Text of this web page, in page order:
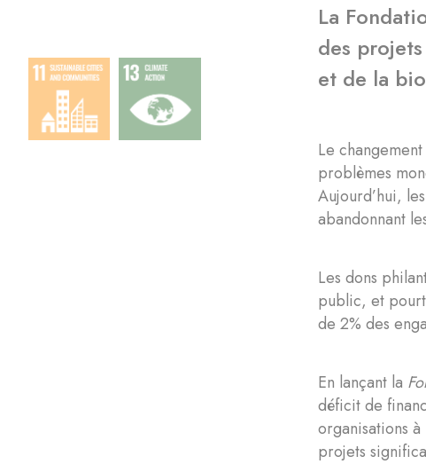
La
des
et de la
Le
problèmes
Aujourd’hui,
abandonnant
Les dons
public, et
de 2% des
En lançant la
déficit de
organisations
projets